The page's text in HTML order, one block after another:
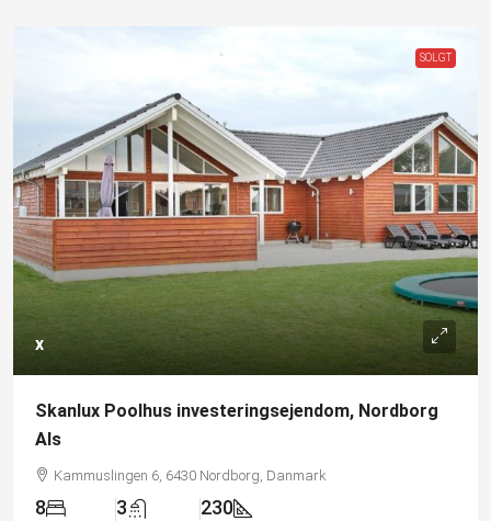
SOLGT
x
Skanlux Poolhus investeringsejendom, Nordborg
Als
Kammuslingen 6, 6430 Nordborg, Danmark
8 3 230